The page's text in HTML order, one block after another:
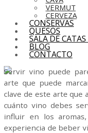
VERMUT
CERVEZA
CONSERVAS
QUESOS
SALA DE
BLOG
CONTACTO
Servir vino puede
arte que puede
clave de este arte que
cuánto vino debes
influir en los
experiencia de beber